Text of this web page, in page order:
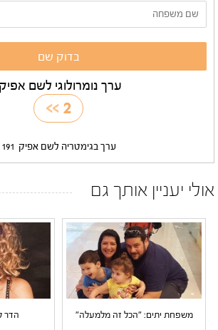
ערך נומרולוגי לשם אפיק
2
>>
ערך בגימטריה לשם אפיק 191
אולי יעניין אותך גם
משפחת יתים: "הכל זה מלמעלה" הדר